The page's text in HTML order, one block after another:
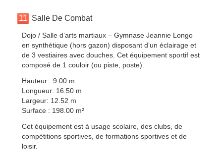
11 Salle De Combat
Dojo / Salle d’arts martiaux – Gymnase Jeannie Longo
en synthétique (hors gazon) disposant d’un éclairage et
de 3 vestiaires avec douches. Cet équipement sportif est
composé de 1 couloir (ou piste, poste).
Hauteur : 9.00 m
Longueur: 16.50 m
Largeur: 12.52 m
Surface : 198.00 m²
Cet équipement est à usage scolaire, des clubs, de
compétitions sportives, de formations sportives et de
loisir.